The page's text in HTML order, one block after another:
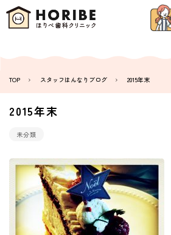
TOP スタッフはんなりブログ 2015年末
2015年末
未分類